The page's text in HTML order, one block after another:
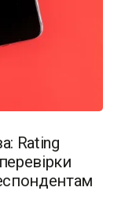
Rating